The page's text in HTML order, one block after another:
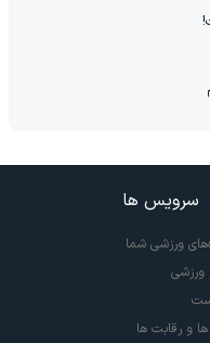
سرویس ها
ورزشی شما
ورزشی
و رقابت ها